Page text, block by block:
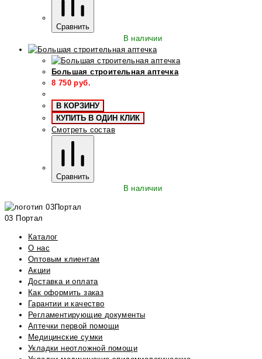
Сравнить
В наличии
Большая строительная аптечка
8 750 руб.
В КОРЗИНУ
КУПИТЬ В ОДИН КЛИК
Смотреть состав
Сравнить
В наличии
03 Портал
Каталог
О нас
Оптовым клиентам
Акции
Доставка и оплата
Как оформить заказ
Гарантии и качество
Регламентирующие документы
Аптечки первой помощи
Медицинские сумки
Укладки неотложной помощи